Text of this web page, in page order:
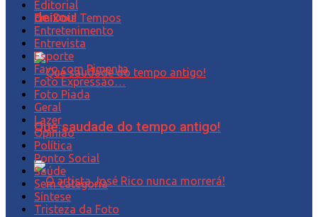
deixou!
Que saudade do tempo antigo!
Editorial
Em Dois Tempos
Entretenimento
Entrevista
Esporte
Favo com Pimenta
Foto Expressão…
Foto Piada
Geral
Lazer
Opinião
Política
Ponto Social
Saúde
Sem categoria
Síntese
Tristeza da Foto